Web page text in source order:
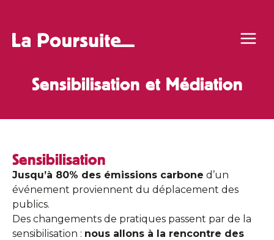
Sensibilisation et Médiation
Sensibilisation
Jusqu’à 80% des émissions carbone d’un
événement proviennent du déplacement des
publics.
Des changements de pratiques passent par de la
sensibilisation : nous allons à la rencontre des